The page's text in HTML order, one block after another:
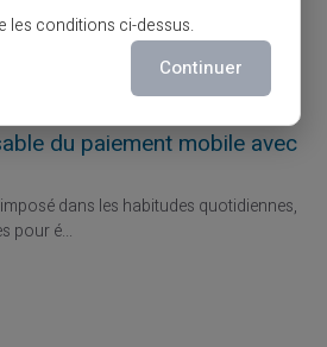
du paiement mobile avec
dans les habitudes quotidiennes,
pour é...
les conditions ci-dessus.
Continuer